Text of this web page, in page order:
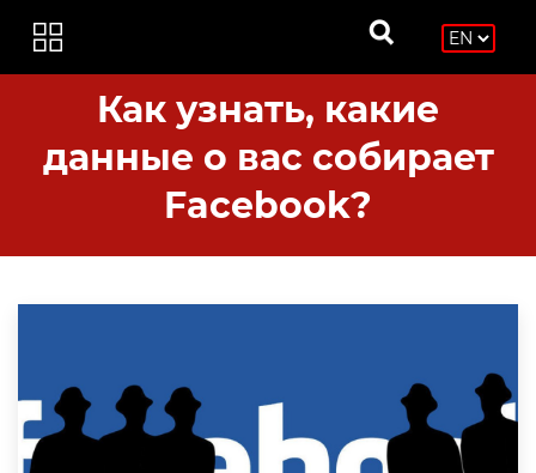
Как узнать, какие
данные о вас собирает
Facebook?